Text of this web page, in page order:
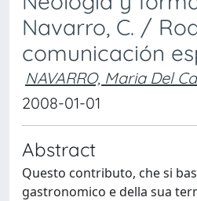
Navarro, C. /
comunicación
NAVARRO, Maria Del
2008-01-01
Abstract
Questo contributo, che si
gastronomico e della sua